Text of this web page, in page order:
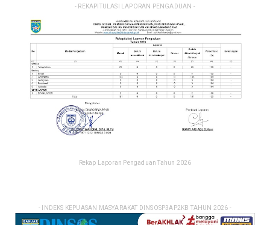
- REKAPITULASI LAPORAN PENGADUAN -
Rekap Laporan Pengaduan Tahun 2026
- INDEKS KEPUASAN MASYARAKAT DINSOSP3AP2KB TAHUN 2026 -